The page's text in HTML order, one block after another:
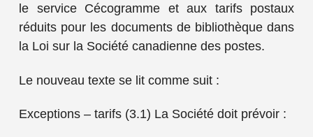
le service Cécogramme et aux tarifs postaux
réduits pour les documents de bibliothèque dans
la Loi sur la Société canadienne des postes.
Le nouveau texte se lit comme suit :
Exceptions – tarifs (3.1) La Société doit prévoir :